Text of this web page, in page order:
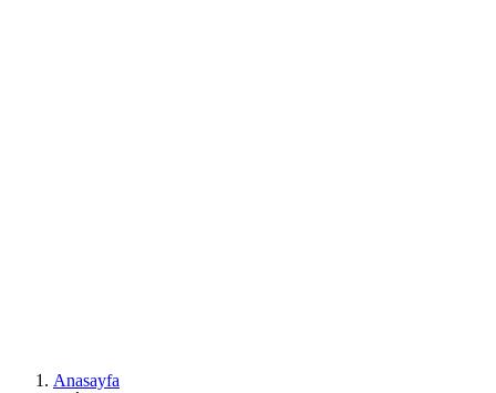
Anasayfa